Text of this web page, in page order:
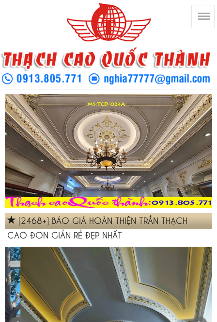
[2468+] BÁO GIÁ HOÀN THIỆN TRẦN THẠCH
CAO ĐƠN GIẢN RẺ ĐẸP NHẤT